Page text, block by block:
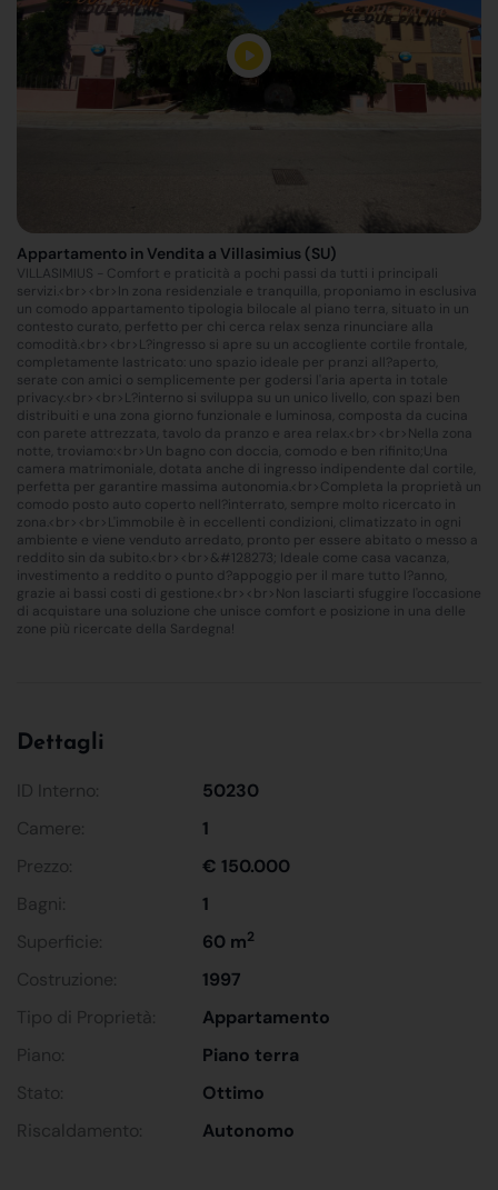
Appartamento in Vendita a Villasimius (SU)
VILLASIMIUS - Comfort e praticità a pochi passi da tutti i principali
servizi.<br><br>In zona residenziale e tranquilla, proponiamo in esclusiva
un comodo appartamento tipologia bilocale al piano terra, situato in un
contesto curato, perfetto per chi cerca relax senza rinunciare alla
comodità.<br><br>L?ingresso si apre su un accogliente cortile frontale,
completamente lastricato: uno spazio ideale per pranzi all?aperto,
serate con amici o semplicemente per godersi l'aria aperta in totale
privacy.<br><br>L?interno si sviluppa su un unico livello, con spazi ben
distribuiti e una zona giorno funzionale e luminosa, composta da cucina
con parete attrezzata, tavolo da pranzo e area relax.<br><br>Nella zona
notte, troviamo:<br>Un bagno con doccia, comodo e ben rifinito;Una
camera matrimoniale, dotata anche di ingresso indipendente dal cortile,
perfetta per garantire massima autonomia.<br>Completa la proprietà un
comodo posto auto coperto nell?interrato, sempre molto ricercato in
zona.<br><br>L'immobile è in eccellenti condizioni, climatizzato in ogni
ambiente e viene venduto arredato, pronto per essere abitato o messo a
reddito sin da subito.<br><br>&#128273; Ideale come casa vacanza,
investimento a reddito o punto d?appoggio per il mare tutto l?anno,
grazie ai bassi costi di gestione.<br><br>Non lasciarti sfuggire l'occasione
di acquistare una soluzione che unisce comfort e posizione in una delle
zone più ricercate della Sardegna!
Dettagli
ID Interno:
50230
Camere:
1
Prezzo:
€ 150.000
Bagni:
1
Superficie:
60 m2
Costruzione:
1997
Tipo di Proprietà:
Appartamento
Piano:
Piano terra
Stato:
Ottimo
Riscaldamento:
Autonomo